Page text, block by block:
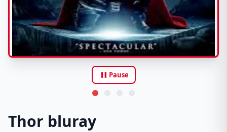
pause Pause
Thor bluray